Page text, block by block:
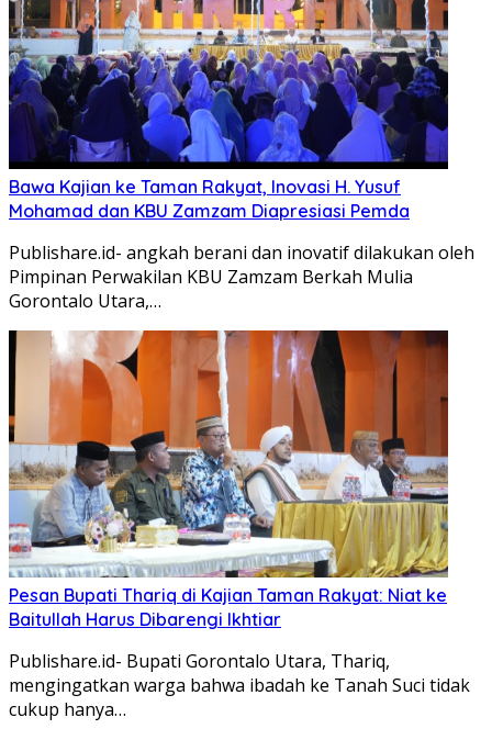
Bawa Kajian ke Taman Rakyat, Inovasi H. Yusuf
Mohamad dan KBU Zamzam Diapresiasi Pemda
Publishare.id- angkah berani dan inovatif dilakukan oleh
Pimpinan Perwakilan KBU Zamzam Berkah Mulia
Gorontalo Utara,…
Pesan Bupati Thariq di Kajian Taman Rakyat: Niat ke
Baitullah Harus Dibarengi Ikhtiar
Publishare.id- Bupati Gorontalo Utara, Thariq,
mengingatkan warga bahwa ibadah ke Tanah Suci tidak
cukup hanya…